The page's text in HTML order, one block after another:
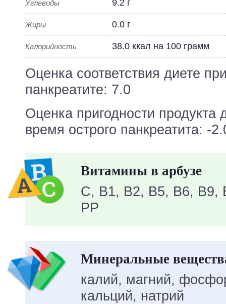
Углеводы 9.2 г
Жиры 0.0 г
Калорийность 38.0 ккал на 100 грамм
Оценка соответствия диете
панкреатите: 7.0
Оценка пригодности продукта
время острого панкреатита: -
Витамины в арбузе
C, B1, B2, B5, B6, B9,
PP
Минеральные
калий, магний,
кальций, натрий